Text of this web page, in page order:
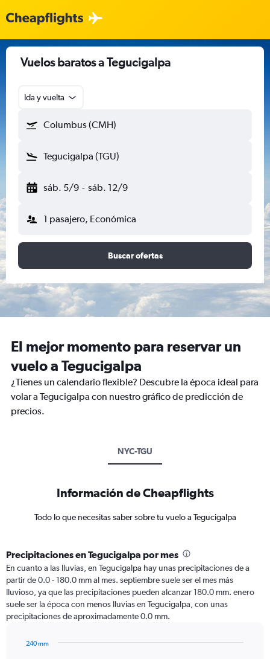
Vuelos baratos a Tegucigalpa
Ida y vuelta
Columbus (CMH)
Tegucigalpa (TGU)
sáb. 5/9 - sáb. 12/9
1 pasajero, Económica
Buscar ofertas
El mejor momento para reservar un
vuelo a Tegucigalpa
¿Tienes un calendario flexible? Descubre la época ideal para
volar a Tegucigalpa con nuestro gráfico de predicción de
precios.
NYC-TGU
Información de Cheapflights
Todo lo que necesitas saber sobre tu vuelo a Tegucigalpa
Precipitaciones en Tegucigalpa por mes
En cuanto a las lluvias, en Tegucigalpa hay unas precipitaciones de a
partir de 0.0 - 180.0 mm al mes. septiembre suele ser el mes más
lluvioso, ya que las precipitaciones pueden alcanzar 180.0 mm. enero
suele ser la época con menos lluvias en Tegucigalpa, con unas
precipitaciones de aproximadamente 0.0 mm.
240 mm